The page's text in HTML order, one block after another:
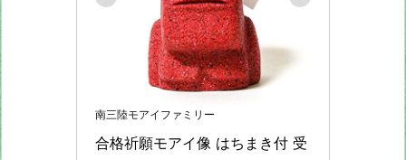
南三陸モアイファミリー
合格祈願モアイ像 はちまき付 受